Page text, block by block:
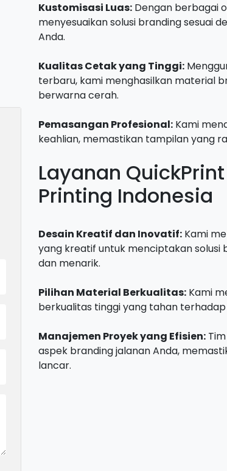
Kustomisasi Luas: Dengan berbagai
menyesuaikan solusi branding sesuai
Anda.
Kualitas Cetak yang Tinggi:
terbaru, kami menghasilkan material
berwarna cerah.
Pemasangan Profesional: Kami
keahlian, memastikan tampilan yang
Layanan
Printing Indonesia
Desain Kreatif dan Inovatif: Kami
yang kreatif untuk menciptakan solusi
dan menarik.
Pilihan Material Berkualitas: Kami
berkualitas tinggi yang tahan terhadap
Manajemen Proyek yang Efisien:
aspek branding jalanan Anda,
lancar.